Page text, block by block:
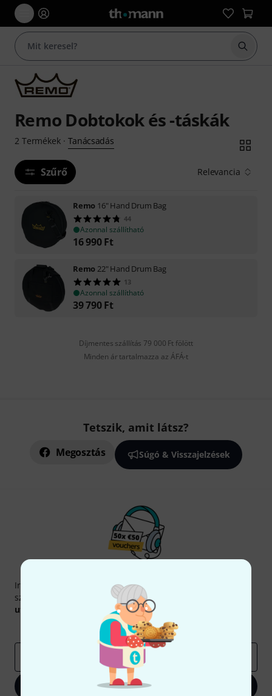
Remo Dobtokok és -táskák
2 Termékek· Tanácsadás
Szűrő Relevancia
Remo 16" Hand Drum Bag
44
Azonnal szállítható
16 990 Ft
Remo 22" Hand Drum Bag
13
Azonnal szállítható
39 790 Ft
Díjmentes szállítás 79 000 Ft fölött
Minden ár tartalmazza az ÁFÁ-t
Tetszik, amit látsz?
Megosztás Súgó & Visszajelzések
Iratkozz fel a Thomann angol nyelvű hírlevelére, és kis
szerencsével megnyerheted a50egyenként
utalvány
Inspiráló gondolatok
Akciók
Bejelentkezés